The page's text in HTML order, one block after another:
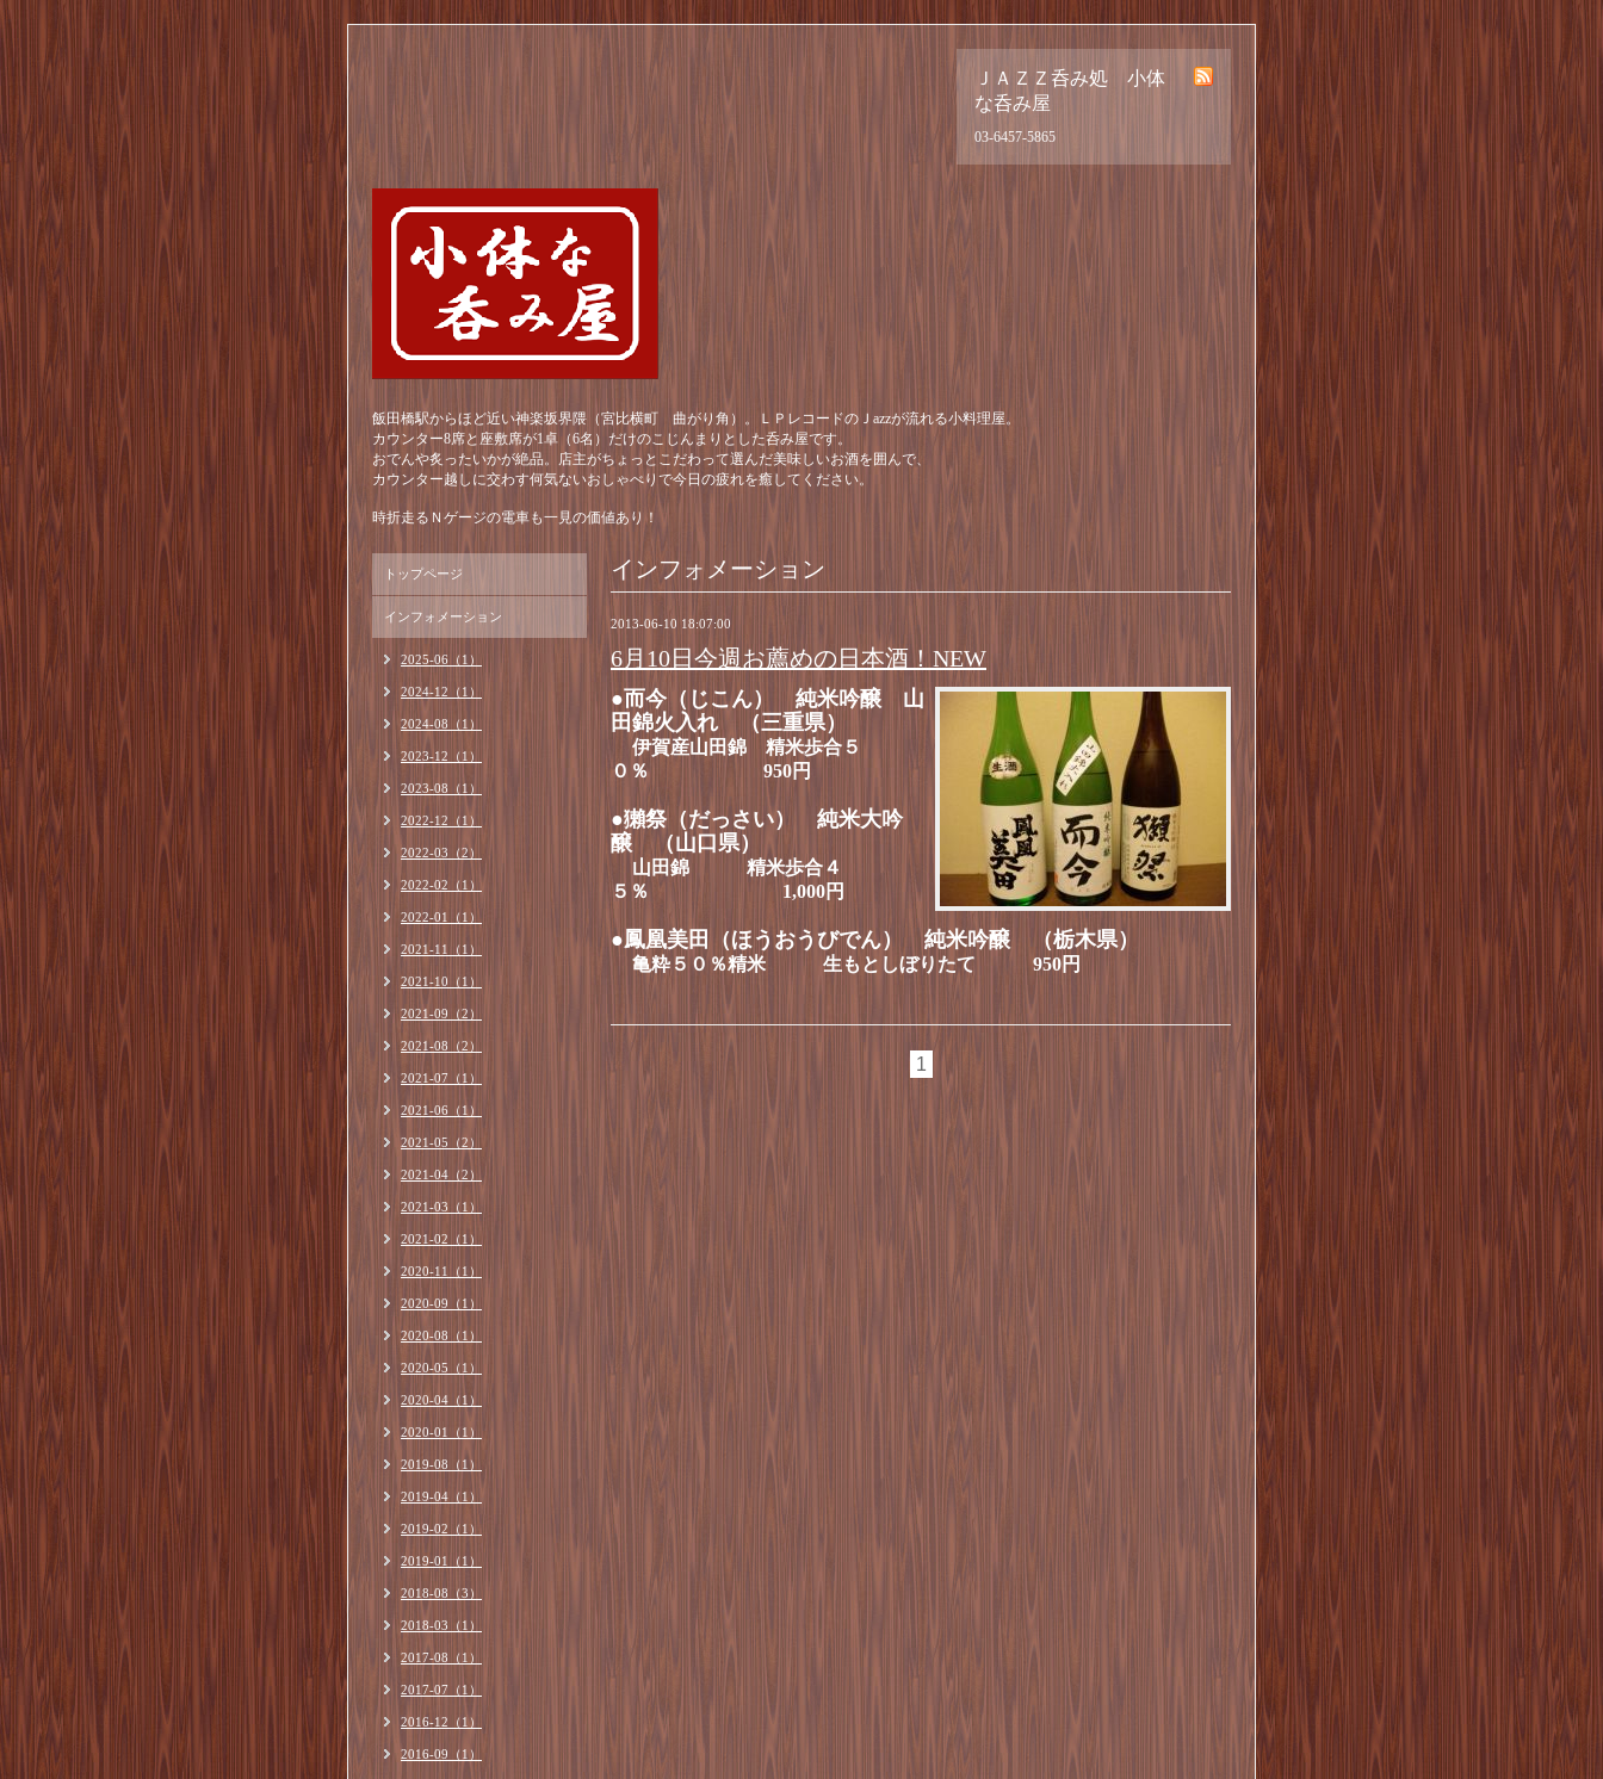
ＪＡＺＺ呑み処 小体
な呑み屋
03-6457-5865
飯田橋駅からほど近い神楽坂界隈（宮比横町 曲がり角）。ＬＰレコードのＪazzが流れる小料理屋。
カウンター8席と座敷席が1卓（6名）だけのこじんまりとした呑み屋です。
おでんや炙ったいかが絶品。店主がちょっとこだわって選んだ美味しいお酒を囲んで、
カウンター越しに交わす何気ないおしゃべりで今日の疲れを癒してください。
時折走るＮゲージの電車も一見の価値あり！
インフォメーション
2013-06-10 18:07:00
6月10日今週お薦めの日本酒！NEW
●而今（じこん） 純米吟醸 山
田錦火入れ （三重県）
伊賀産山田錦 精米歩合５
０％ 950円
●獺祭（だっさい） 純米大吟
醸 （山口県）
山田錦 精米歩合４
５％ 1,000円
●鳳凰美田（ほうおうびでん） 純米吟醸 （栃木県）
亀粋５０％精米 生もとしぼりたて 950円
1
トップページ
インフォメーション
2025-06（1）
2024-12（1）
2024-08（1）
2023-12（1）
2023-08（1）
2022-12（1）
2022-03（2）
2022-02（1）
2022-01（1）
2021-11（1）
2021-10（1）
2021-09（2）
2021-08（2）
2021-07（1）
2021-06（1）
2021-05（2）
2021-04（2）
2021-03（1）
2021-02（1）
2020-11（1）
2020-09（1）
2020-08（1）
2020-05（1）
2020-04（1）
2020-01（1）
2019-08（1）
2019-04（1）
2019-02（1）
2019-01（1）
2018-08（3）
2018-03（1）
2017-08（1）
2017-07（1）
2016-12（1）
2016-09（1）